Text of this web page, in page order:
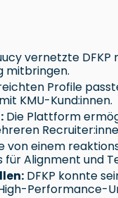
vernetzte DFKP
mitbringen.
Profile
KMU-Kund:innen.
Die Plattform
von einem
für Alignment und
DFKP konnte
Performance-